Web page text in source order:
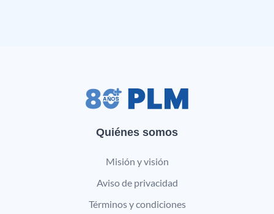
Quiénes somos
Misión y visión
Aviso de privacidad
Términos y condiciones